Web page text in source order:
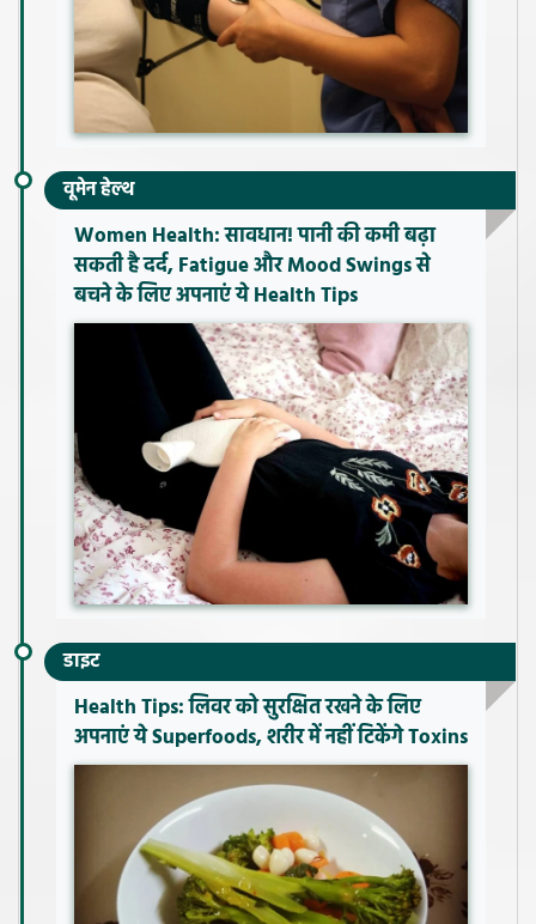
वूमेन हेल्थ
Women Health: सावधान! पानी की कमी बढ़ा
सकती है दर्द, Fatigue और Mood Swings से
बचने के लिए अपनाएं ये Health Tips
डाइट
Health Tips: लिवर को सुरक्षित रखने के लिए
अपनाएं ये Superfoods, शरीर में नहीं टिकेंगे Toxins